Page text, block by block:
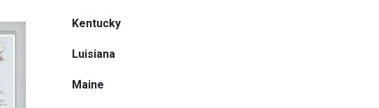
Kentucky
Luisiana
Maine